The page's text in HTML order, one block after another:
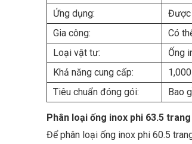
Ứng dụng:
Được
Gia công:
Có
Loại vật tư:
Ống
Khả năng cung cấp:
Tiêu chuẩn đóng gói:
Bao
Phân loại ống inox phi 63.5
Để phân loại ống inox phi 60.5